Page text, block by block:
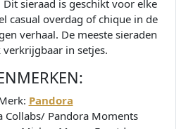
sieraad is geschikt voor elke
casual overdag of chique in de
verhaal. De meeste sieraden
in setjes.
Pandora
Collabs/ Pandora Moments